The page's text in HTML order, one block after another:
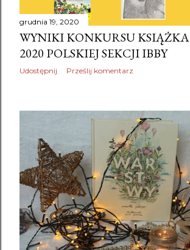
grudnia 19, 2020
WYNIKI KONKURSU
2020 POLSKIEJ SEKCJI IBBY
Udostępnij Prześlij komentarz